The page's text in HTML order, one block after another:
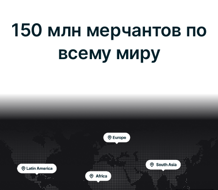
150 млн мерчантов по
всему миру